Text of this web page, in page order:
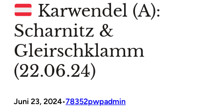
Karwendel (A):
Scharnitz &
Gleirschklamm
(22.06.24)
Juni 23, 2024•78352pwpadmin